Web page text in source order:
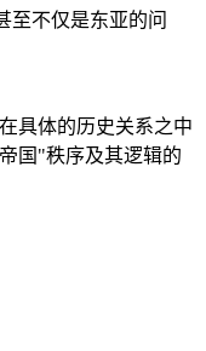
至不仅是东亚的问
具体的历史关系之中
国"秩序及其逻辑的